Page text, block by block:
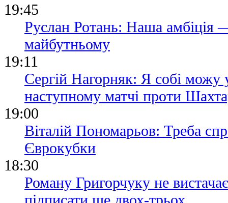
19:45
Руслан Ротань: Наша амбіція
майбутньому
19:11
Сергій Нагорняк: Я собі можу
наступному матчі проти
19:00
Віталій Пономарьов: Треба
Єврокубки
18:30
Роману Григорчуку не